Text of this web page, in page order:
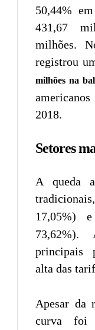
50,44%
431,67
milhões.
registrou
milhões na
2018.
Setores
A queda
17,05%)
73,62%).
principais
alta das
Apesar da
curva foi